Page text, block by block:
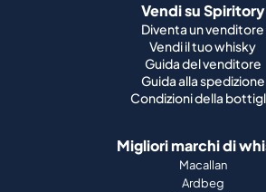
Vendi su Spiritory
Diventa un venditore
Vendi il tuo whisky
Guida del venditore
Guida alla spedizione
Condizioni della
Migliori marchi di
Macallan
Ardbeg